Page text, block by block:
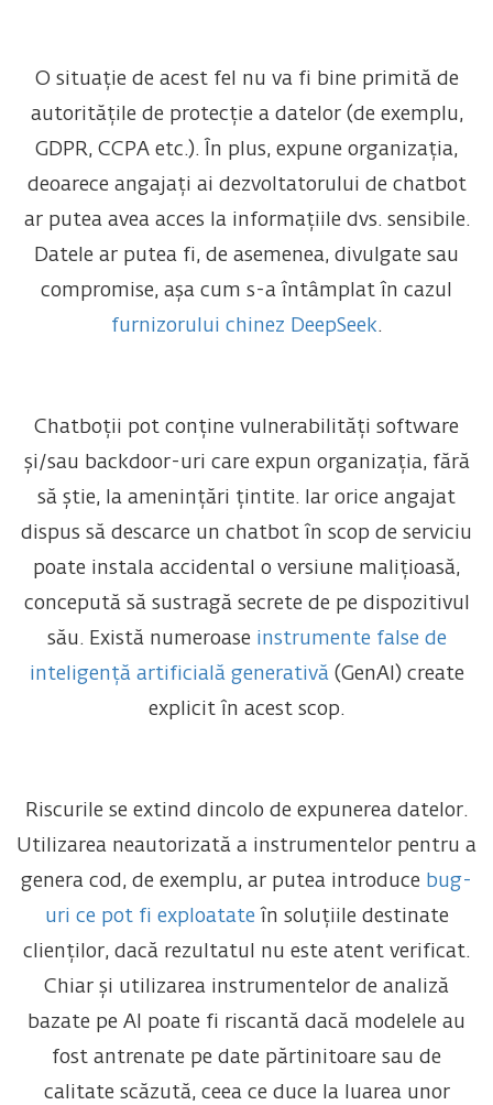
O situație de acest fel nu va fi bine primită de
autoritățile de protecție a datelor (de exemplu,
GDPR, CCPA etc.). În plus, expune organizația,
deoarece angajați ai dezvoltatorului de chatbot
ar putea avea acces la informațiile dvs. sensibile.
Datele ar putea fi, de asemenea, divulgate sau
compromise, așa cum s-a întâmplat în cazul
furnizorului chinez DeepSeek.
Chatboții pot conține vulnerabilități software
și/sau backdoor-uri care expun organizația, fără
să știe, la amenințări țintite. Iar orice angajat
dispus să descarce un chatbot în scop de serviciu
poate instala accidental o versiune malițioasă,
concepută să sustragă secrete de pe dispozitivul
său. Există numeroase instrumente false de
inteligență artificială generativă(GenAI) create
explicit în acest scop.
Riscurile se extind dincolo de expunerea datelor.
Utilizarea neautorizată a instrumentelor pentru a
genera cod, de exemplu, ar putea introduce bug-
uri ce pot fi exploatateîn soluțiile destinate
clienților, dacă rezultatul nu este atent verificat.
Chiar și utilizarea instrumentelor de analiză
bazate pe AI poate fi riscantă dacă modelele au
fost antrenate pe date părtinitoare sau de
calitate scăzută, ceea ce duce la luarea unor